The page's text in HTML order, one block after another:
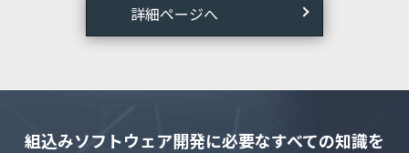
詳細ページへ
組込みソフトウェア開発に必要なすべての知識を